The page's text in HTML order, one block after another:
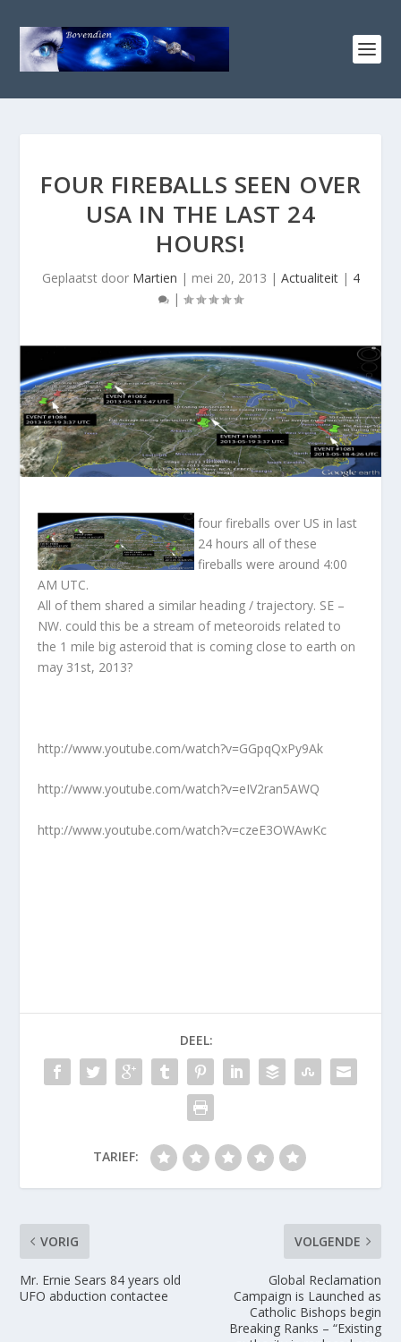
FOUR FIREBALLS SEEN OVER
USA IN THE LAST 24
HOURS!
Geplaatst door Martien | mei 20, 2013 | Actualiteit| 4
|
four fireballs over US in last
24 hours all of these
fireballs were around 4:00
AM UTC.
All of them shared a similar heading / trajectory. SE –
NW. could this be a stream of meteoroids related to
the 1 mile big asteroid that is coming close to earth on
may 31st, 2013?
http://www.youtube.com/watch?v=GGpqQxPy9Ak
http://www.youtube.com/watch?v=eIV2ran5AWQ
http://www.youtube.com/watch?v=czeE3OWAwKc
DEEL:
TARIEF:
VORIG
Mr. Ernie Sears 84 years old
UFO abduction contactee
VOLGENDE
Global Reclamation
Campaign is Launched as
Catholic Bishops begin
Breaking Ranks – “Existing